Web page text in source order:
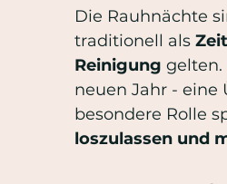
Die Rauhnächte
traditionell als
Reinigung
neuen Jahr -
besondere Rolle
loszulassen und